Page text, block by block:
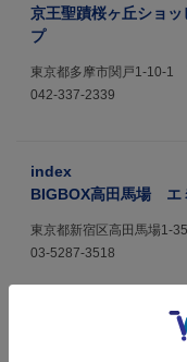
京王聖蹟桜ヶ丘ショ
プ
東京都多摩市関戸1-10-
042-337-2339
index
BIGBOX高田馬場 エ
東京都新宿区高田馬場
03-5287-3518